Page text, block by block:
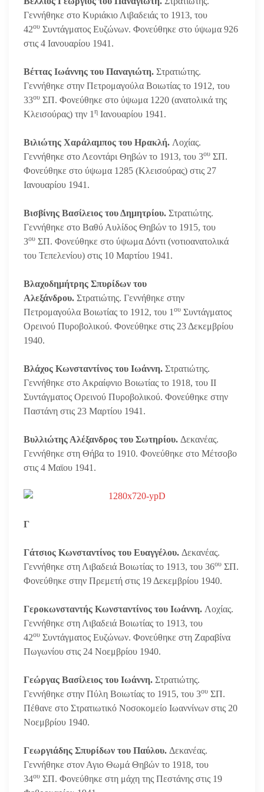
Γεννήθηκε στο Κυριάκιο Λιβαδειάς το 1913, του
42ου Συντάγματος Ευζώνων. Φονεύθηκε στο ύψωμα 926
στις 4 Ιανουαρίου 1941.
Βέττας Ιωάννης του Παναγιώτη. Στρατιώτης.
Γεννήθηκε στην Πετρομαγούλα Βοιωτίας το 1912, του
33ου ΣΠ. Φονεύθηκε στο ὐψωμα 1220 (ανατολικά της
Κλεισούρας) την 1 η Ιανουαρίου 1941.
Βιλιώτης Χαράλαμπος του Ηρακλή. Λοχίας.
Γεννήθηκε στο Λεοντάρι Θηβών το 1913, του 3ου ΣΠ.
Φονεύθηκε στο ύψωμα 1285 (Κλεισούρας) στις 27
Ιανουαρίου 1941.
Βισβίνης Βασίλειος του Δημητρίου. Στρατιώτης.
Γεννήθηκε στο Βαθύ Αυλίδος Θηβών το 1915, του
3ου ΣΠ. Φονεύθηκε στο ύψωμα Δόντι (νοτιοανατολικά
του Τεπελενίου) στις 10 Μαρτίου 1941.
Βλαχοδημήτρης Σπυρίδων του
Αλεξάνδρου. Στρατιώτης. Γεννήθηκε στην
Πετρομαγούλα Βοιωτίας το 1912, του 1 ου Συντάγματος
Ορεινού Πυροβολικού. Φονεύθηκε στις 23 Δεκεμβρίου
1940.
Βλάχος Κωνσταντίνος του Ιωάννη. Στρατιώτης.
Γεννήθηκε στο Ακραίφνιο Βοιωτίας το 1918, του ΙΙ
Συντάγματος Ορεινού Πυροβολικού. Φονεύθηκε στην
Παστάνη στις 23 Μαρτίου 1941.
Βυλλιώτης Αλέξανδρος του Σωτηρίου. Δεκανέας.
Γεννήθηκε στη Θήβα το 1910. Φονεύθηκε στο Μέτσοβο
στις 4 Μαϊου 1941.
Γ
Γάτσιος Κωνσταντίνος του Ευαγγέλου. Δεκανέας.
Γεννήθηκε στη Λιβαδειά Βοιωτίας το 1913, του 36ου ΣΠ.
Φονεύθηκε στην Πρεμετή στις 19 Δεκεμβρίου 1940.
Γεροκωνσταντής Κωνσταντίνος του Ιωάννη. Λοχίας.
Γεννήθηκε στη Λιβαδειά Βοιωτίας το 1913, του
42ου Συντάγματος Ευζώνων. Φονεύθηκε στη Ζαραβίνα
Πωγωνίου στις 24 Νοεμβρίου 1940.
Γεώργας Βασίλειος του Ιωάννη. Στρατιώτης.
Γεννήθηκε στην Πύλη Βοιωτίας το 1915, του 3ου ΣΠ.
Πέθανε στο Στρατιωτικό Νοσοκομείο Ιωαννίνων στις 20
Νοεμβρίου 1940.
Γεωργιάδης Σπυρίδων του Παύλου. Δεκανέας.
Γεννήθηκε στον Αγιο Θωμά Θηβών το 1918, του
34ου ΣΠ. Φονεύθηκε στη μάχη της Πεστάνης στις 19